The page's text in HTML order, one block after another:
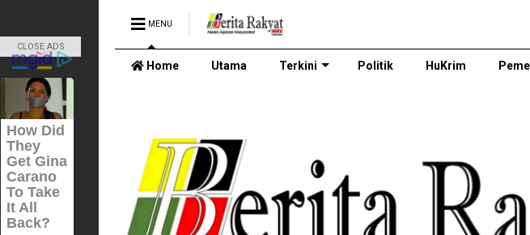
MENU
Home Utama Terkini Politik HuKrim
CLOSE ADS